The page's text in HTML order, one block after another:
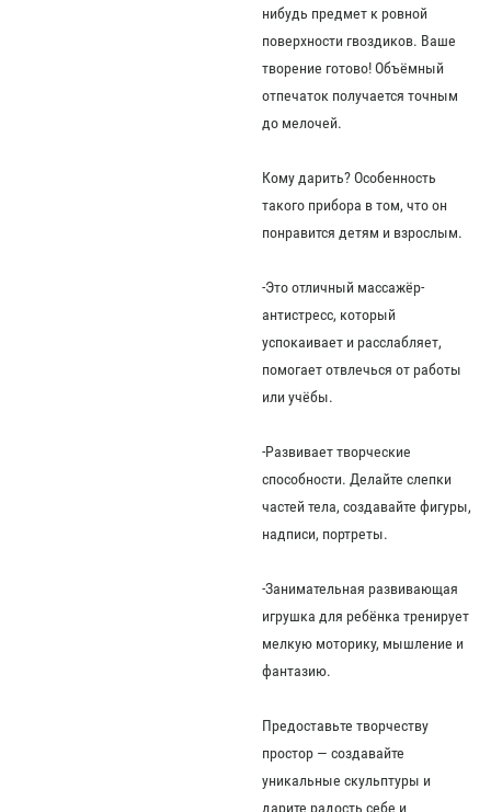
нибудь предмет к ровной
поверхности гвоздиков. Ваше
творение готово! Объёмный
отпечаток получается точным
до мелочей.
Кому дарить? Особенность
такого прибора в том, что он
понравится детям и взрослым.
-Это отличный массажёр-
антистресс, который
успокаивает и расслабляет,
помогает отвлечься от работы
или учёбы.
-Развивает творческие
способности. Делайте слепки
частей тела, создавайте фигуры,
надписи, портреты.
-Занимательная развивающая
игрушка для ребёнка тренирует
мелкую моторику, мышление и
фантазию.
Предоставьте творчеству
простор — создавайте
уникальные скульптуры и
дарите радость себе и